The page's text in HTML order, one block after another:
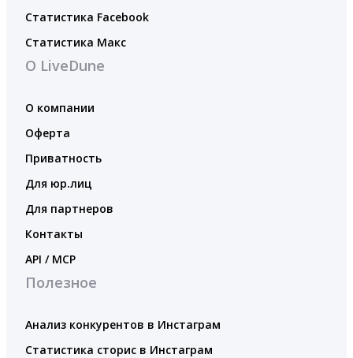
Статистика Facebook
Статистика Макс
О LiveDune
О компании
Оферта
Приватность
Для юр.лиц
Для партнеров
Контакты
API / MCP
Полезное
Анализ конкурентов в Инстаграм
Статистика сторис в Инстаграм